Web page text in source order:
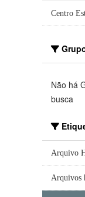
Centro
Não há
busca
Arquivo
Arquivos